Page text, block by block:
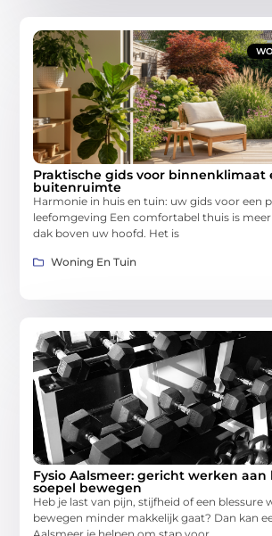
Praktische gids voor binnenklimaat
buitenruimte
Harmonie in huis en tuin: uw gids voor een
leefomgeving Een comfortabel thuis is meer
dak boven uw hoofd. Het is
Woning En Tuin
Fysio Aalsmeer: gericht werken aan
soepel bewegen
Heb je last van pijn, stijfheid of een blessure
bewegen minder makkelijk gaat? Dan kan